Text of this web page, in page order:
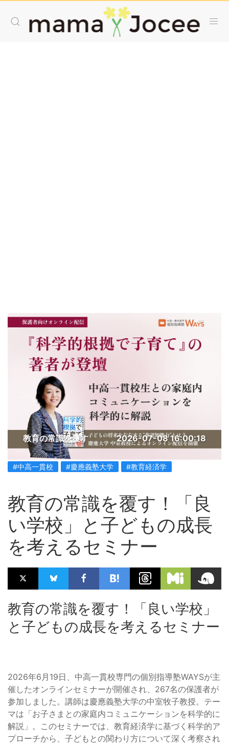
教育の常識を覆す 2026-07-08 16:00:18
#中高一貫校 #慶應義塾大学 #教育経済学
教育の常識を覆す！「良
い学校」と子どもの成長
を考えるセミナー
教育の常識を覆す！「良い学校」
と子どもの成長を考えるセミナー
2026年6月19日、中高一貫校専門の個別指導塾WAYSが主
催したオンラインセミナーが開催され、267名の保護者が
参加しました。講師は慶應義塾大学の中室牧子教授。テー
マは「お子さまとの家庭内コミュニケーションを科学的に
解説」。このセミナーでは、教育経済学に基づく科学的ア
プローチから、子どもとの関わり方について深く考察され